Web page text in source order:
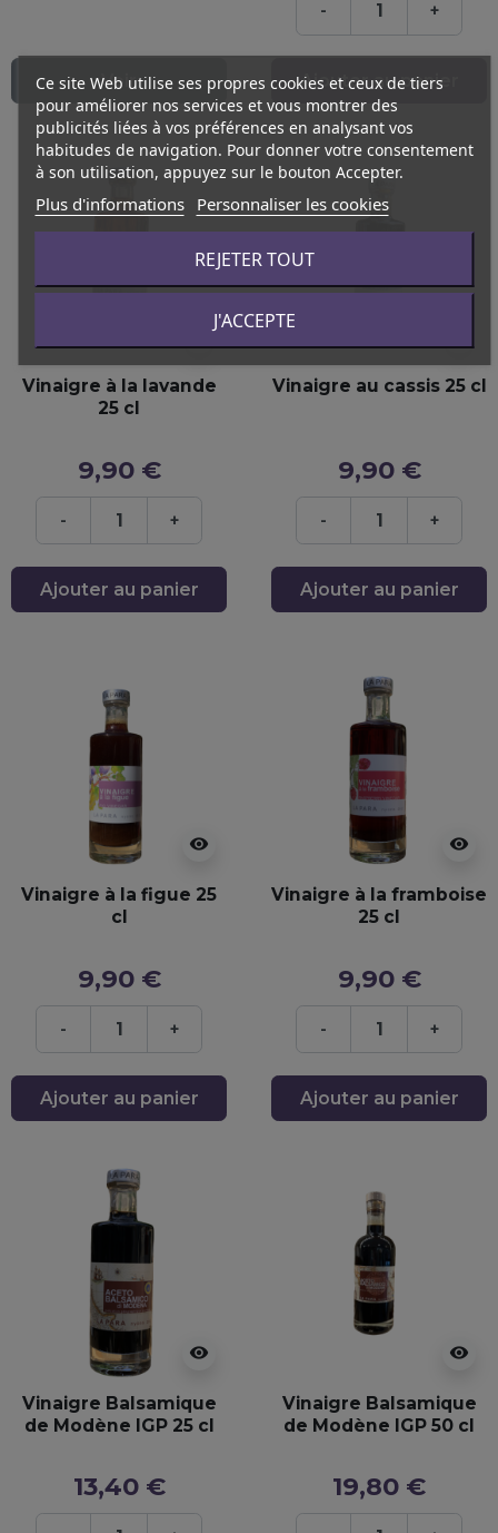
Voir
- +
Ajouter au panier
Vinaigre à la lavande
25 cl
9,90 €
- +
Ajouter au panier
Vinaigre au cassis 25 cl
9,90 €
- +
Ajouter au panier
visibility
Vinaigre à la figue 25
cl
9,90 €
- +
Ajouter au panier
visibility
Vinaigre à la framboise
25 cl
9,90 €
- +
Ajouter au panier
visibility
Vinaigre Balsamique
de Modène IGP 25 cl
13,40 €
visibility
Vinaigre Balsamique
de Modène IGP 50 cl
19,80 €
Ce site Web utilise ses propres cookies et ceux de tiers
pour améliorer nos services et vous montrer des
publicités liées à vos préférences en analysant vos
habitudes de navigation. Pour donner votre consentement
à son utilisation, appuyez sur le bouton Accepter.
Plus d'informations Personnaliser les cookies
REJETER TOUT
J'ACCEPTE